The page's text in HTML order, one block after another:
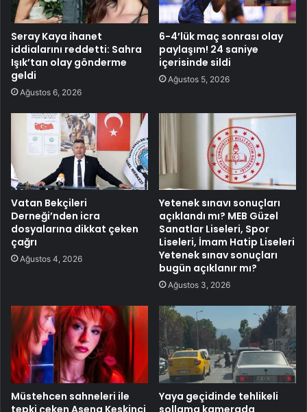
Seray Kaya ihanet
iddialarını reddetti: Sahra
Işık’tan olay gönderme
geldi
Ağustos 6, 2026
6-4’lük maç sonrası olay
paylaşım! 24 saniye
içerisinde sildi
Ağustos 5, 2026
Vatan Bekçileri
Derneği’nden icra
dosyalarına dikkat çeken
çağrı
Ağustos 4, 2026
Yetenek sınavı sonuçları
açıklandı mı? MEB Güzel
Sanatlar Liseleri, Spor
Liseleri, İmam Hatip Liseleri
Yetenek sınav sonuçları
bugün açıklanır mı?
Ağustos 3, 2026
Müstehcen sahneleri ile
Yaya geçidinde tehlikeli